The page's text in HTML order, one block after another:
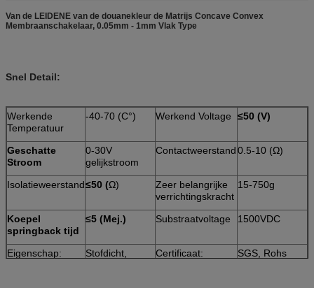
Van de LEIDENE van de douanekleur de Matrijs Concave Convex
Membraanschakelaar, 0.05mm - 1mm Vlak Type
Snel Detail:
Werkende
Temperatuur
-40-70 (C°) Werkend Voltage ≤50 (V)
Geschatte
Stroom
0-30V
gelijkstroom
Contactweerstand0.5-10 (Ω)
Isolatieweerstand≤50 (Ω)
Zeer belangrijke
verrichtingskracht
15-750g
Koepel
springback tijd
≤5 (Mej.) Substraatvoltage 1500VDC
Eigenschap:
Stofdicht,
Certificaat: SGS, Rohs